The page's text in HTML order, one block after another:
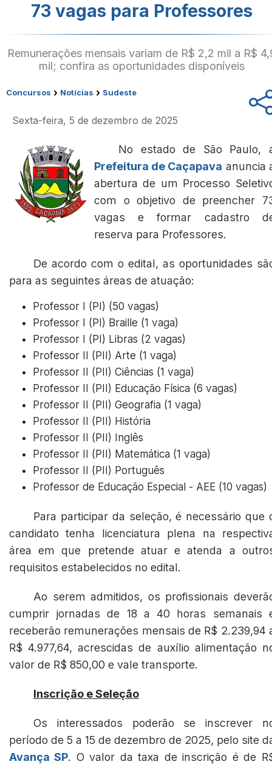
73 vagas para Professores
Remunerações mensais variam de R$ 2,2 mil a R$
mil; confira as oportunidades disponíveis
Concursos › Notícias › Sudeste
Sexta-feira, 5 de dezembro de 2025
No estado de São Paulo,
Prefeitura de Caçapava anuncia
abertura de um Processo
com o objetivo de preencher
vagas e formar cadastro
reserva para Professores.
De acordo com o edital, as oportunidades
para as seguintes áreas de atuação:
Professor I (PI) (50 vagas)
Professor I (PI) Braille (1 vaga)
Professor I (PI) Libras (2 vagas)
Professor II (PII) Arte (1 vaga)
Professor II (PII) Ciências (1 vaga)
Professor II (PII) Educação Física (6 vagas)
Professor II (PII) Geografia (1 vaga)
Professor II (PII) História
Professor II (PII) Inglês
Professor II (PII) Matemática (1 vaga)
Professor II (PII) Português
Professor de Educação Especial - AEE (10 vagas)
Para participar da seleção, é necessário que
candidato tenha licenciatura plena na
área em que pretende atuar e atenda a
requisitos estabelecidos no edital.
Ao serem admitidos, os profissionais
cumprir jornadas de 18 a 40 horas semanais
receberão remunerações mensais de R$ 2.239,94
R$ 4.977,64, acrescidas de auxílio alimentação
valor de R$ 850,00 e vale transporte.
Inscrição e Seleção
Os interessados poderão se inscrever
período de 5 a 15 de dezembro de 2025, pelo site
Avança SP. O valor da taxa de inscrição é de